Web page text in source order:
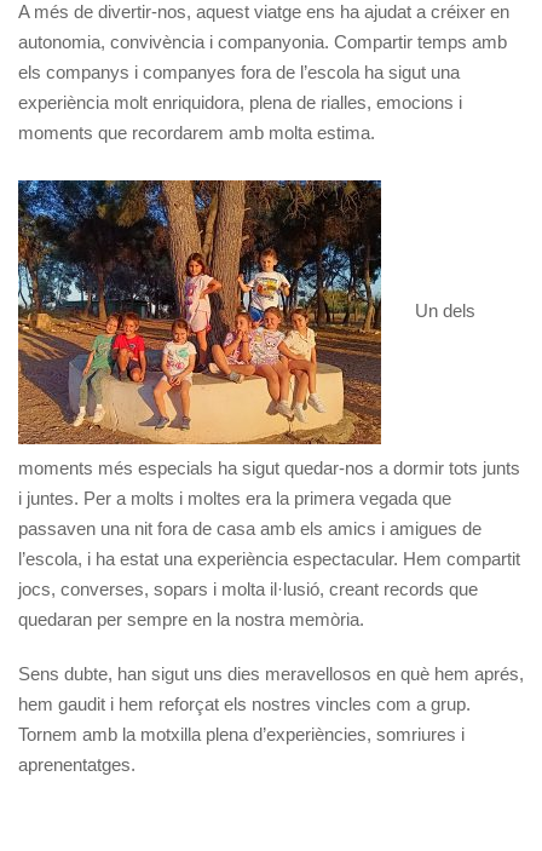
A més de divertir-nos, aquest viatge ens ha ajudat a créixer en
autonomia, convivència i companyonia. Compartir temps amb
els companys i companyes fora de l’escola ha sigut una
experiència molt enriquidora, plena de rialles, emocions i
moments que recordarem amb molta estima.
Un dels
moments més especials ha sigut quedar-nos a dormir tots junts
i juntes. Per a molts i moltes era la primera vegada que
passaven una nit fora de casa amb els amics i amigues de
l’escola, i ha estat una experiència espectacular. Hem compartit
jocs, converses, sopars i molta il·lusió, creant records que
quedaran per sempre en la nostra memòria.
Sens dubte, han sigut uns dies meravellosos en què hem aprés,
hem gaudit i hem reforçat els nostres vincles com a grup.
Tornem amb la motxilla plena d’experiències, somriures i
aprenentatges.